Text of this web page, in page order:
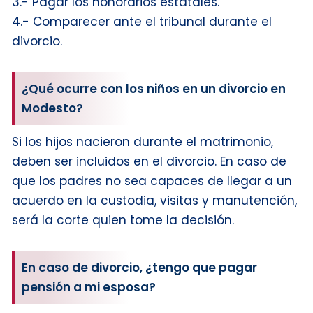
4.- Comparecer ante el tribunal durante el
divorcio.
¿Qué ocurre con los niños en un divorcio en
Modesto?
Si los hijos nacieron durante el matrimonio,
deben ser incluidos en el divorcio. En caso de
que los padres no sea capaces de llegar a un
acuerdo en la custodia, visitas y manutención,
será la corte quien tome la decisión.
En caso de divorcio, ¿tengo que pagar
pensión a mi esposa?